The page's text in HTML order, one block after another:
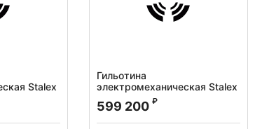
Stalex
Гильотина
электромеханическая Stalex
Q11-3x1250A
Артикул: 386108
599 200 ₽